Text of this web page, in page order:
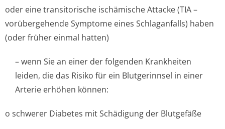
oder eine transitorische ischämische Attacke (TIA –
vorübergehende Symptome eines Schlaganfalls) haben
(oder früher einmal hatten)
– wenn Sie an einer der folgenden Krankheiten
leiden, die das Risiko für ein Blutgerinnsel in einer
Arterie erhöhen können:
o schwerer Diabetes mit Schädigung der Blutgefäße